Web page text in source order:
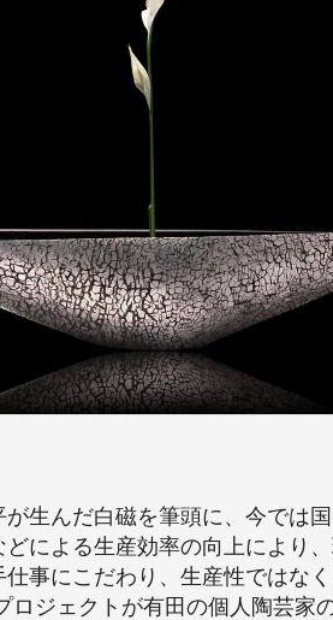
生んだ白磁を筆頭に、今では
による生産効率の向上により
事にこだわり、生産性ではな
ロジェクトが有田の個人陶芸家